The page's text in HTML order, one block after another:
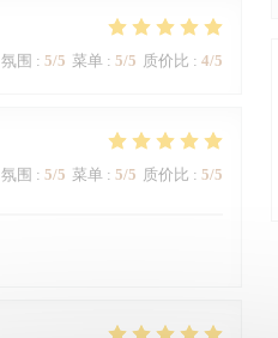
氛围 : 5/5 菜单 : 5/5 质价比 : 4/5
氛围 : 5/5 菜单 : 5/5 质价比 : 5/5